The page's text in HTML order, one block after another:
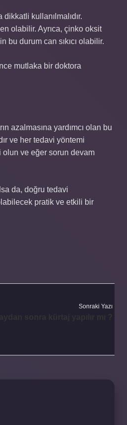
kullanılmalıdır.
olabilir. Ayrıca, çinko oksit
durum can sıkıcı olabilir.
mutlaka bir doktora
azalmasına yardımcı olan bu
ve her tedavi yöntemi
olun ve eğer sorun devam
da, doğru tedavi
pratik ve etkili bir
Sonraki Yazı